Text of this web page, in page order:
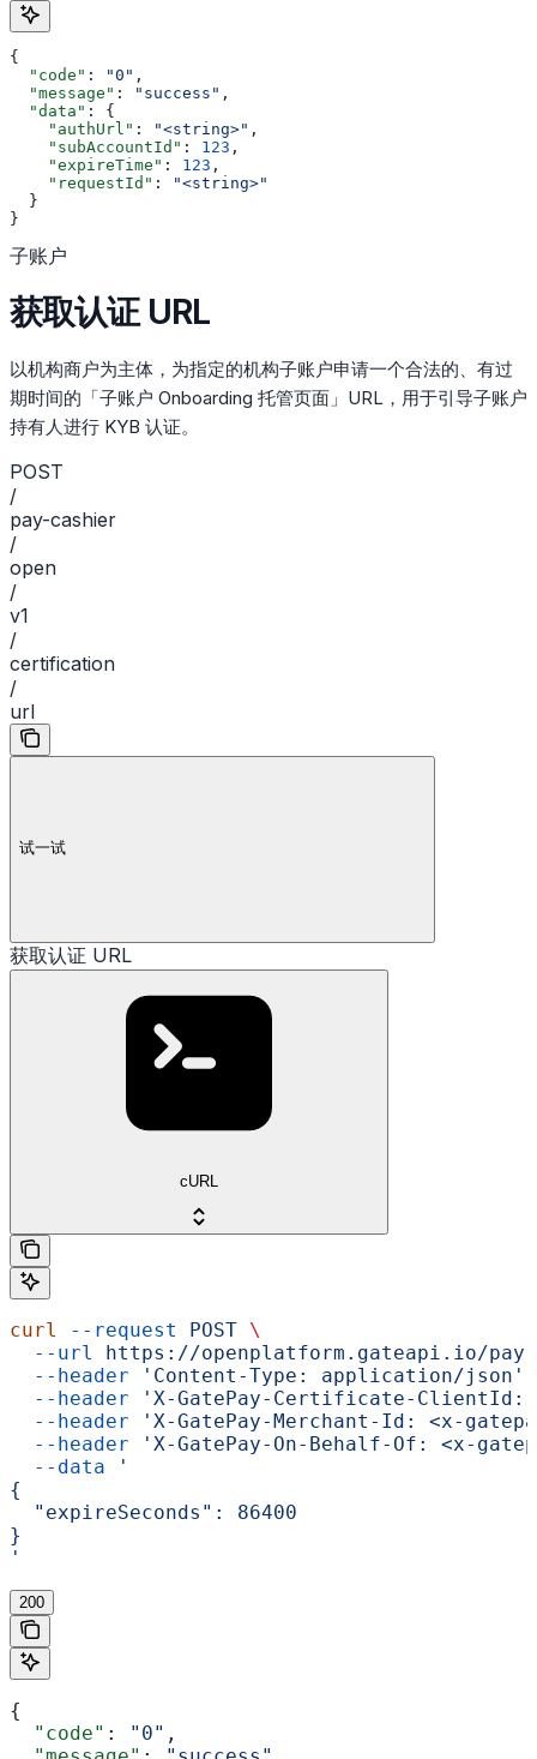
{
  "code"
: "0" ,
  "message"
: "success" ,
  "data"
: {
    "authUrl"
: "<string>" ,
    "subAccountId"
: 123 ,
    "expireTime"
: 123 ,
    "requestId"
:
"<string>"
  }
}
子账户
获取认证 URL
以机构商户为主体，为指定的机构子账户申请一个合法的、有过
期时间的「子账户 Onboarding 托管页面」URL，用于引导子账户
持有人进行 KYB 认证。
POST
/
pay-cashier
/
open
/
v1
/
certification
/
url
试一试
获取认证 URL
cURL
curl --request POST \
  --url
https://openplatform.gateapi.io/
  --header
'Content-Type: application/json'
  --header
'X-GatePay-Certificate-
  --header
'X-GatePay-Merchant-Id: <x-
  --header
'X-GatePay-On-Behalf-Of: <x-
  --data
'
{
  "expireSeconds": 86400
}
'
200
{
  "code"
: "0" ,